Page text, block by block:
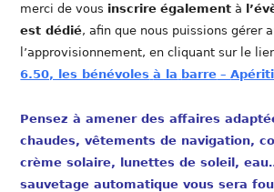
merci de vous inscrire également à
est dédié, afin que nous puissions gérer
l’approvisionnement, en cliquant sur le
6.50, les bénévoles à la barre –
Pensez à amener des affaires
chaudes, vêtements de navigation,
crème solaire, lunettes de soleil,
sauvetage automatique vous sera